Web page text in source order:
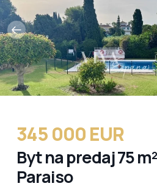
345 000 EUR
Byt na predaj 75
Paraiso